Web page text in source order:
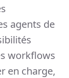
agents de
workflows
en charge,